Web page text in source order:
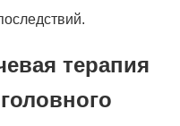
терапия